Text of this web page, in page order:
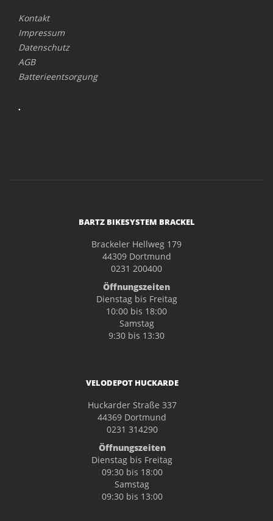
Kontakt
Impressum
Datenschutz
AGB
Batterieentsorgung
.
BARTZ BIKESYSTEM BRACKEL
Brackeler Hellweg 179
44309 Dortmund
0231 200400
Öffnungszeiten
Dienstag bis Freitag
10:00 bis 18:00
Samstag
9:30 bis 13:30
VELODEPOT HUCKARDE
Huckarder Straße 337
44369 Dortmund
0231 314290
Öffnungszeiten
Dienstag bis Freitag
09:30 bis 18:00
Samstag
09:30 bis 13:00